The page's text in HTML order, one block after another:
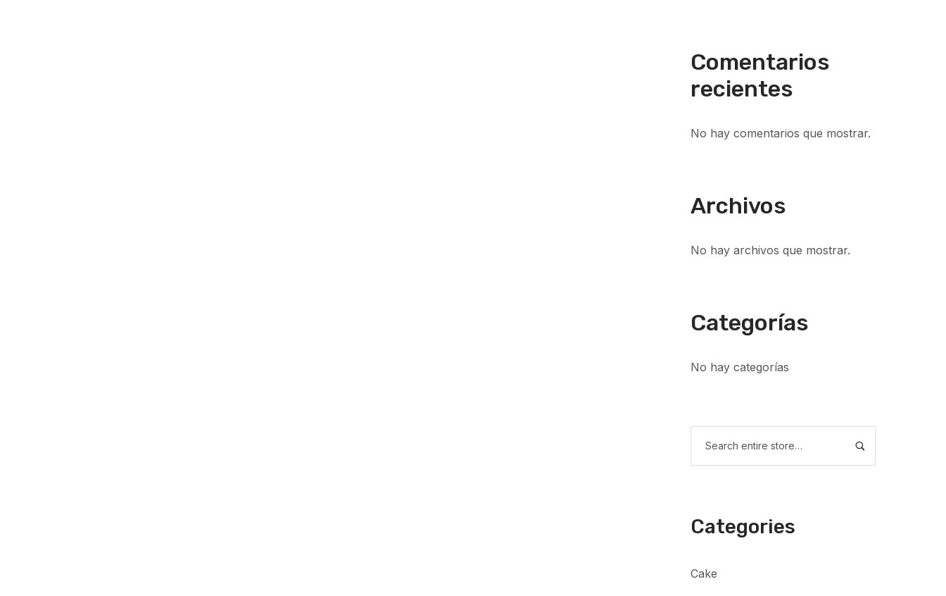
Comentarios
recientes
No hay comentarios que mostrar.
Archivos
No hay archivos que mostrar.
Categorías
No hay categorías
Categories
Cake